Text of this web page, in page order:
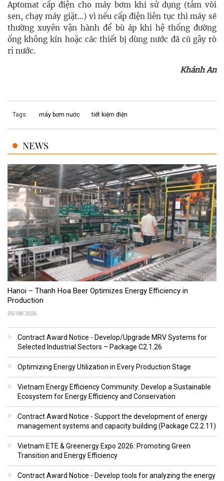
Aptomat cấp điện cho máy bơm khi sử dụng (tắm vòi
sen, chạy máy giặt…) vì nếu cấp điện liên tục thì máy sẽ
thường xuyên vận hành để bù áp khi hệ thống đường
ống không kín hoặc các thiết bị dùng nước đã cũ gây rò
rỉ nước.
Khánh An
Tags: máy bơm nước tiết kiệm điện
NEWS
Hanoi – Thanh Hoa Beer Optimizes Energy Efficiency in
Production
05/08/2026
Contract Award Notice - Develop/Upgrade MRV Systems for
Selected Industrial Sectors – Package C2.1.26
Optimizing Energy Utilization in Every Production Stage
Vietnam Energy Efficiency Community: Develop a Sustainable
Ecosystem for Energy Efficiency and Conservation
Contract Award Notice - Support the development of energy
management systems and capacity building (Package C2.2.11)
Vietnam ETE & Greenergy Expo 2026: Promoting Green
Transition and Energy Efficiency
Contract Award Notice - Develop tools for analyzing the energy